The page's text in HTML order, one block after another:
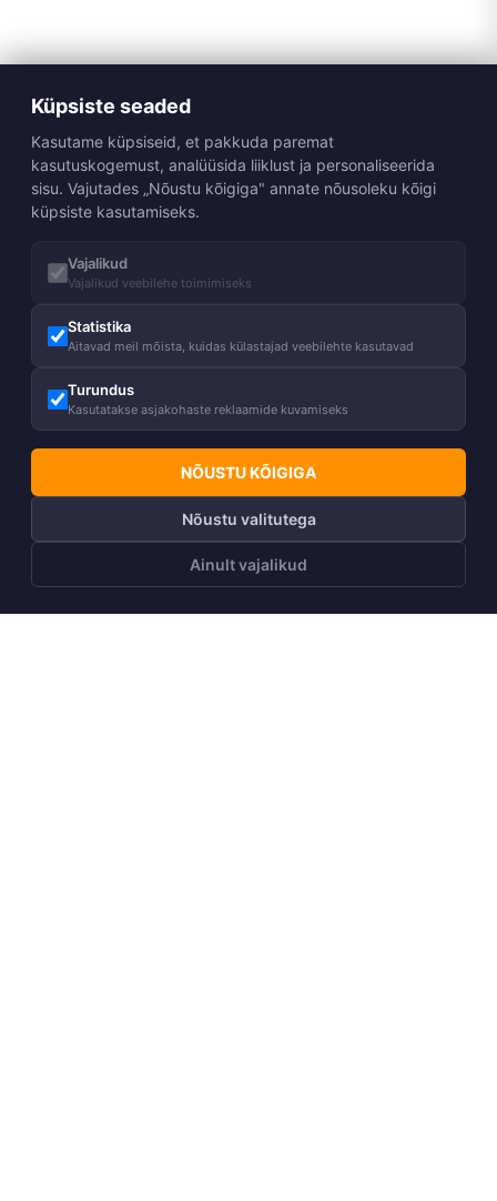
Küpsiste seaded
Kasutame küpsiseid, et pakkuda paremat
kasutuskogemust, analüüsida liiklust ja personaliseerida
sisu. Vajutades „Nõustu kõigiga" annate nõusoleku kõigi
küpsiste kasutamiseks.
Vajalikud
Vajalikud veebilehe toimimiseks
Statistika
Aitavad meil mõista, kuidas külastajad veebilehte kasutavad
Turundus
Kasutatakse asjakohaste reklaamide kuvamiseks
NÕUSTU KÕIGIGA
Nõustu valitutega
Ainult vajalikud